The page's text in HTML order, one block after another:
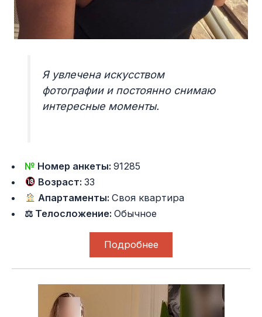
Я увлечена искусством
фотографии и постоянно снимаю
интересные моменты.
№ Номер анкеты:91285
Возраст:33
Апартаменты:Своя квартира
⚖ Телосложение:Обычное
Подробнее